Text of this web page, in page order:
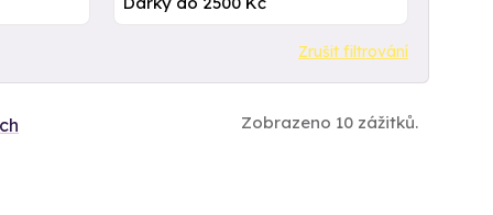
Zrušit filtrování
Zobrazeno 10 zážitků.